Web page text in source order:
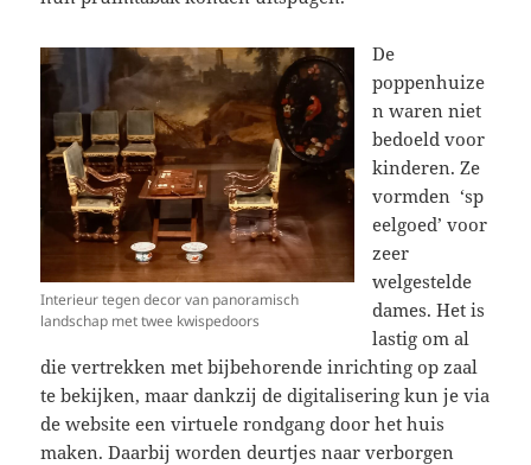
Interieur tegen decor van panoramisch
landschap met twee kwispedoors
De
poppenhuize
n waren niet
bedoeld voor
kinderen. Ze
vormden ‘sp
eelgoed’ voor
zeer
welgestelde
dames. Het is
lastig om al
die vertrekken met bijbehorende inrichting op zaal
te bekijken, maar dankzij de digitalisering kun je via
de website een virtuele rondgang door het huis
maken. Daarbij worden deurtjes naar verborgen